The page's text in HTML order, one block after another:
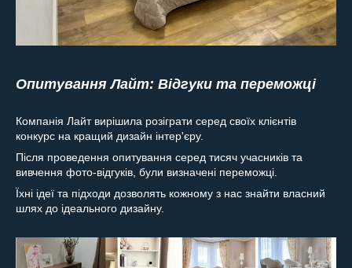
Опитування Лайт: Відгуки та переможці
Компанія Лайт вирішила розіграти серед своїх клієнтів
конкурс на кращий дизайн інтер'єру.
Після проведення опитування серед тисяч учасників та
вивчення фото-відгуків, були визначені переможці.
Їхні ідеї та підходи дозволять кожному з нас знайти власний
шлях до ідеального дизайну.